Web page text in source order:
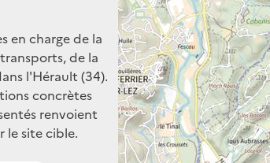
en charge de la
de la
l'Hérault (34).
concrètes
renvoient
le site cible.